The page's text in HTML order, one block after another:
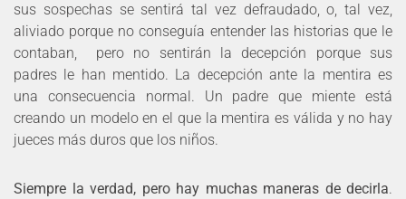
sus sospechas se sentirá tal vez defraudado, o, tal vez,
aliviado porque no conseguía entender las historias que le
contaban, pero no sentirán la decepción porque sus
padres le han mentido. La decepción ante la mentira es
una consecuencia normal. Un padre que miente está
creando un modelo en el que la mentira es válida y no hay
jueces más duros que los niños.
Siempre la verdad, pero hay muchas maneras de decirla.